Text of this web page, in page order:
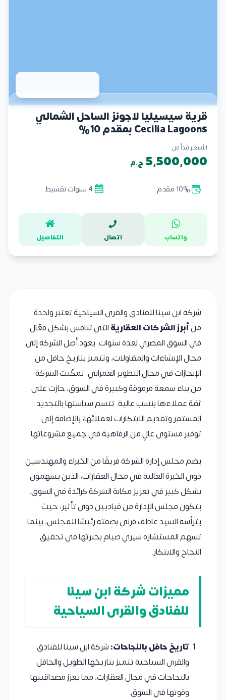
قرية سيسيليا لاجونز الساحل الشمالي
Cecilia Lagoons بمقدم 10%
الأسعار تبدأ من
5,500,000 ج.م
10% مقدم 4 سنوات تقسيط
واتساب اتصال التفاصيل
شركة ابن سينا للفنادق والقرى السياحية تعتبر واحدة
منأبرز الشركات العقاريةالتي تنافس بشكل فعّال
في السوق المصري لعدة سنوات. يعود أصل الشركة إلى
مجال الإنشاءات والمقاولات، وتتميز بتاريخ حافل من
الإنجازات في مجال التطوير العمراني. تمكّنت الشركة
من بناء سمعة مرموقة وكبيرة في السوق، حازت على
ثقة عملاءها بنسب عالية. تتسم سياستها بالتجديد
المستمر وتقديم الابتكارات لعملائها، بالإضافة إلى
توفير مستوى عالٍ من الرفاهية في جميع مشروعاتها.
يضم مجلس إدارة الشركة فريقًا من الخبراء والمهندسين
ذوي الخبرة العالية في مجال العقارات، الذين يسهمون
بشكل كبير في تعزيز مكانة الشركة كرائدة في السوق.
يتكون مجلس الإدارة من قياديين ذوي تأثير، حيث
يترأسه السيد عاطف قرني بصفته رئيسًا للمجلس، بينما
تسهم المستشارة سيري صيام بخبرتها في تحقيق
النجاح والابتكار.
مميزات شركة ابن سينا
للفنادق والقرى السياحية
تاريخ حافل بالنجاحات:شركة ابن سينا للفنادق
والقرى السياحية تتميز بتاريخها الطويل والحافل
بالنجاحات في مجال العقارات، مما يعزز مصداقيتها
وقوتها في السوق.